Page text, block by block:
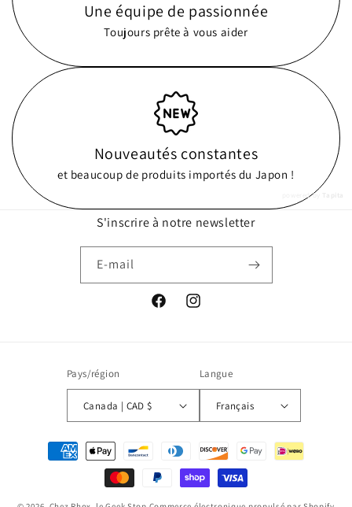
Une équipe de passionnée
Toujours prête à vous aider
Nouveautés constantes
et beaucoup de produits importés du Japon !
powered by
S'inscrire à notre newsletter
E-mail
FacebookInstagram
Pays/région
Canada | CAD $
Langue
Français
Moyens